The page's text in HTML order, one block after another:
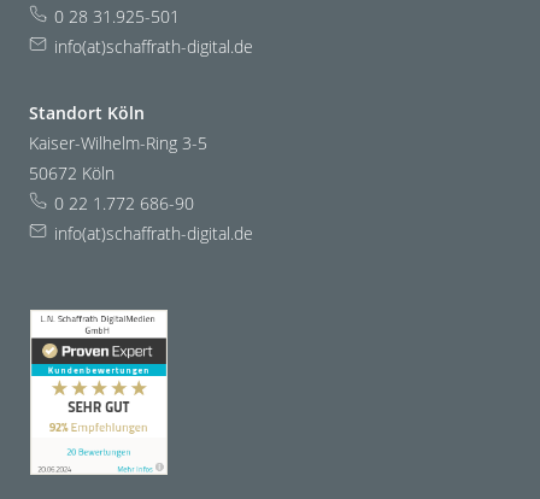
0 28 31.925-501
info(at)schaffrath-digital.de
Standort Köln
Kaiser-Wilhelm-Ring 3-5
50672 Köln
0 22 1.772 686-90
info(at)schaffrath-digital.de